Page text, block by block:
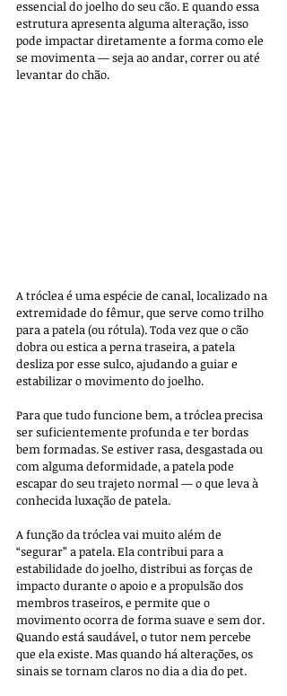
essencial do joelho do seu cão. E quando essa
estrutura apresenta alguma alteração, isso
pode impactar diretamente a forma como ele
se movimenta — seja ao andar, correr ou até
levantar do chão.
A tróclea é uma espécie de canal, localizado na
extremidade do fêmur, que serve como trilho
para a patela (ou rótula). Toda vez que o cão
dobra ou estica a perna traseira, a patela
desliza por esse sulco, ajudando a guiar e
estabilizar o movimento do joelho.
Para que tudo funcione bem, a tróclea precisa
ser suficientemente profunda e ter bordas
bem formadas. Se estiver rasa, desgastada ou
com alguma deformidade, a patela pode
escapar do seu trajeto normal — o que leva à
conhecida luxação de patela.
A função da tróclea vai muito além de
“segurar” a patela. Ela contribui para a
estabilidade do joelho, distribui as forças de
impacto durante o apoio e a propulsão dos
membros traseiros, e permite que o
movimento ocorra de forma suave e sem dor.
Quando está saudável, o tutor nem percebe
que ela existe. Mas quando há alterações, os
sinais se tornam claros no dia a dia do pet.